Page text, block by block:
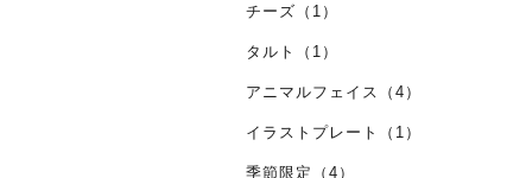
チーズ（1）
タルト（1）
アニマルフェイス（4）
イラストプレート（1）
季節限定（4）